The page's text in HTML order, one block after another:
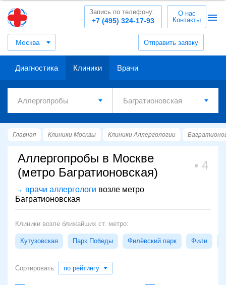
Москва Отправить заявку
+7 (495) 324-17-93
Запись по телефону:
О нас
Контакты
Диагностика Клиники Врачи
Главная Клиники Москвы Клиники Аллергологии
Аллергопробы в Москве
(метро Багратионовская)
4
→ врачи аллергологи возле метро
Багратионовская
Клиники возле ближайших ст. метро:
Кутузовская Парк Победы Филёвский парк Фили
Сортировать: по рейтингу